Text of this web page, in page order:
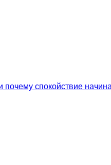
почему спокойствие